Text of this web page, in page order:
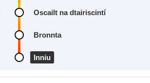
Oscailt na dtairiscintí
Bronnta
Inniu